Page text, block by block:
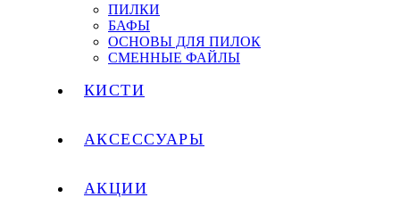
ПИЛКИ
БАФЫ
ОСНОВЫ ДЛЯ ПИЛОК
СМЕННЫЕ ФАЙЛЫ
КИСТИ
АКСЕССУАРЫ
АКЦИИ